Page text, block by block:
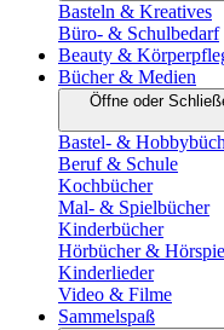
Basteln & Kreatives
Büro- & Schulbedarf
Beauty &
Bücher & Medien
Öffne oder
Bastel- &
Beruf & Schule
Kochbücher
Mal- & Spielbücher
Kinderbücher
Hörbücher &
Kinderlieder
Video & Filme
Sammelspaß